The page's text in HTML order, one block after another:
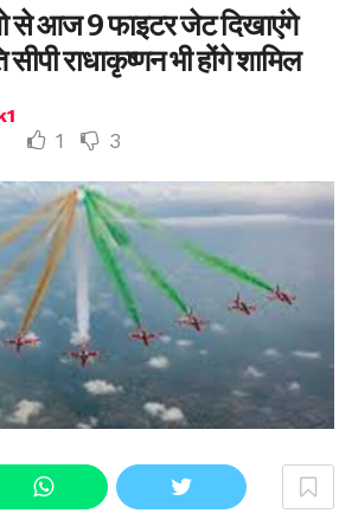
से आज 9 फाइटर जेट दिखाएंगे
सीपी राधाकृष्णन भी होंगे शामिल
1 3